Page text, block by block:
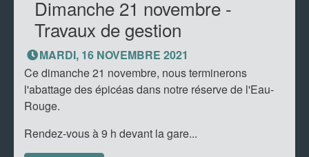
Dimanche 21 novembre -
Travaux de gestion
MARDI, 16 NOVEMBRE 2021
Ce dimanche 21 novembre, nous terminerons
l'abattage des épicéas dans notre réserve de l'Eau-
Rouge.
Rendez-vous à 9 h devant la gare...